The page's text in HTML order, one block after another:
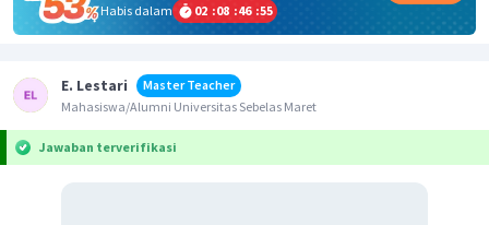
Habis dalam
02 :08 :46 :55
E. Lestari
Master Teacher
Mahasiswa/Alumni Universitas Sebelas Maret
Jawaban terverifikasi